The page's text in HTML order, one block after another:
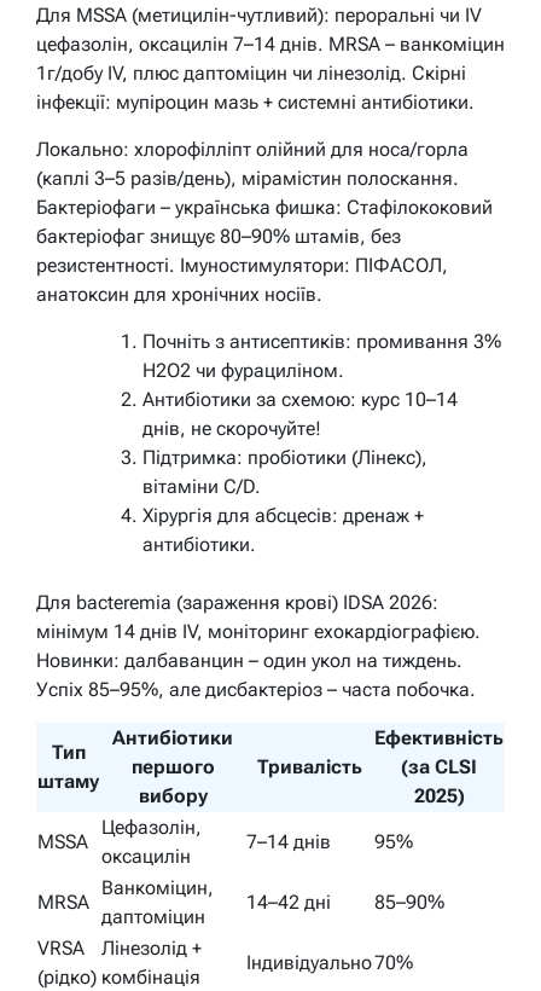
Для MSSA (метицилін-чутливий): пероральні чи IV
цефазолін, оксацилін 7–14 днів. MRSA – ванкоміцин
1г/добу IV, плюс даптоміцин чи лінезолід. Скірні
інфекції: мупіроцин мазь + системні антибіотики.
Локально: хлорофілліпт олійний для носа/горла
(каплі 3–5 разів/день), мірамістин полоскання.
Бактеріофаги – українська фишка: Стафілококовий
бактеріофаг знищує 80–90% штамів, без
резистентності. Імуностимулятори: ПІФАСОЛ,
анатоксин для хронічних носіїв.
Почніть з антисептиків: промивання 3%
H2O2 чи фурациліном.
Антибіотики за схемою: курс 10–14
днів, не скорочуйте!
Підтримка: пробіотики (Лінекс),
вітаміни C/D.
Хірургія для абсцесів: дренаж +
антибіотики.
Для bacteremia (зараження крові) IDSA 2026:
мінімум 14 днів IV, моніторинг ехокардіографією.
Новинки: далбаванцин – один укол на тиждень.
Успіх 85–95%, але дисбактеріоз – часта побочка.
Тип
штаму
Антибіотики
першого
вибору
Тривалість
Ефективність
(за CLSI
2025)
MSSA
Цефазолін,
оксацилін
7–14 днів 95%
MRSA
Ванкоміцин,
даптоміцин
14–42 дні
85–90%
VRSA
(рідко)
Лінезолід +
комбінація
Індивідуально70%